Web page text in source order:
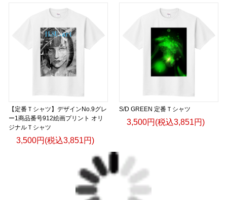
【定番Ｔシャツ】デザインNo.9グレ
ー1商品番号912絵画プリント オリ
ジナルＴシャツ
3,500円(税込3,851円)
S/D GREEN 定番Ｔシャツ
3,500円(税込3,851円)